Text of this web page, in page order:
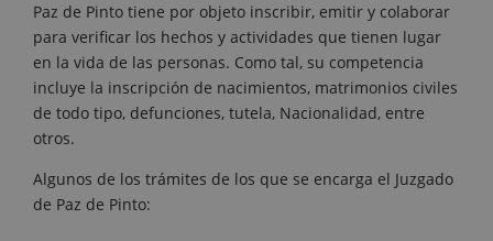
Paz de Pinto tiene por objeto inscribir, emitir y colaborar
para verificar los hechos y actividades que tienen lugar
en la vida de las personas. Como tal, su competencia
incluye la inscripción de nacimientos, matrimonios civiles
de todo tipo, defunciones, tutela, Nacionalidad, entre
otros.
Algunos de los trámites de los que se encarga el Juzgado
de Paz de Pinto: